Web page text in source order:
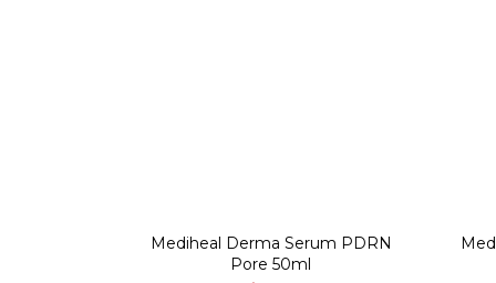
Mediheal Derma Serum PDRN
Pore 50ml